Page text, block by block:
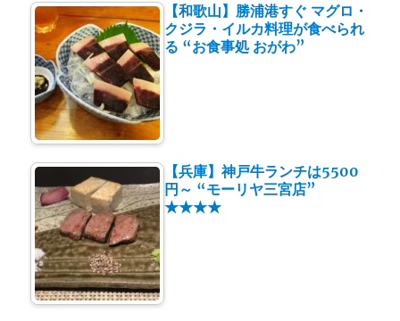
【和歌山】勝浦港すぐ マグロ・
クジラ・イルカ料理が食べられ
る “お食事処 おがわ”
【兵庫】神戸牛ランチは5500
円～ “モーリヤ三宮店”
★★★★